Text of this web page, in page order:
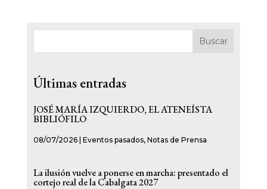
Buscar
Últimas entradas
JOSÉ MARÍA IZQUIERDO, EL ATENEÍSTA
BIBLIÓFILO
08/07/2026| Eventos pasados, Notas de Prensa
La ilusión vuelve a ponerse en marcha: presentado el
cortejo real de la Cabalgata 2027